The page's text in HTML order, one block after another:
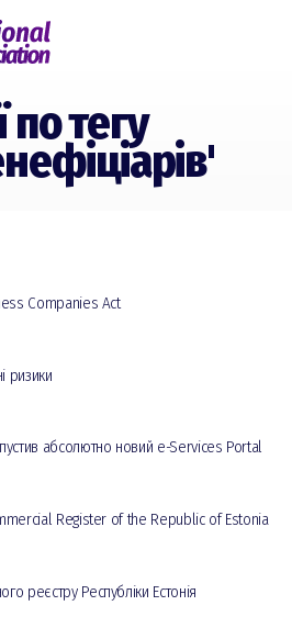
по тегу
Companies Act
ризики
абсолютно новий e-Services Portal
Register of the Republic of Estonia
реєстру Республіки Естонія